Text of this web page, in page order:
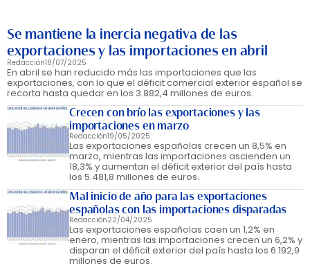
Se mantiene la inercia negativa de las
exportaciones y las importaciones en abril
Redacción18/07/2025
En abril se han reducido más las importaciones que las
exportaciones, con lo que el déficit comercial exterior español se
recorta hasta quedar en los 3.882,4 millones de euros.
Crecen con brío las exportaciones y las
importaciones en marzo
Redacción19/05/2025
Las exportaciones españolas crecen un 8,5% en
marzo, mientras las importaciones ascienden un
18,3% y aumentan el déficit exterior del país hasta
los 5.481,8 millones de euros.
Mal inicio de año para las exportaciones
españolas con las importaciones disparadas
Redacción22/04/2025
Las exportaciones españolas caen un 1,2% en
enero, mientras las importaciones crecen un 6,2% y
disparan el déficit exterior del país hasta los 6.192,9
millones de euros.